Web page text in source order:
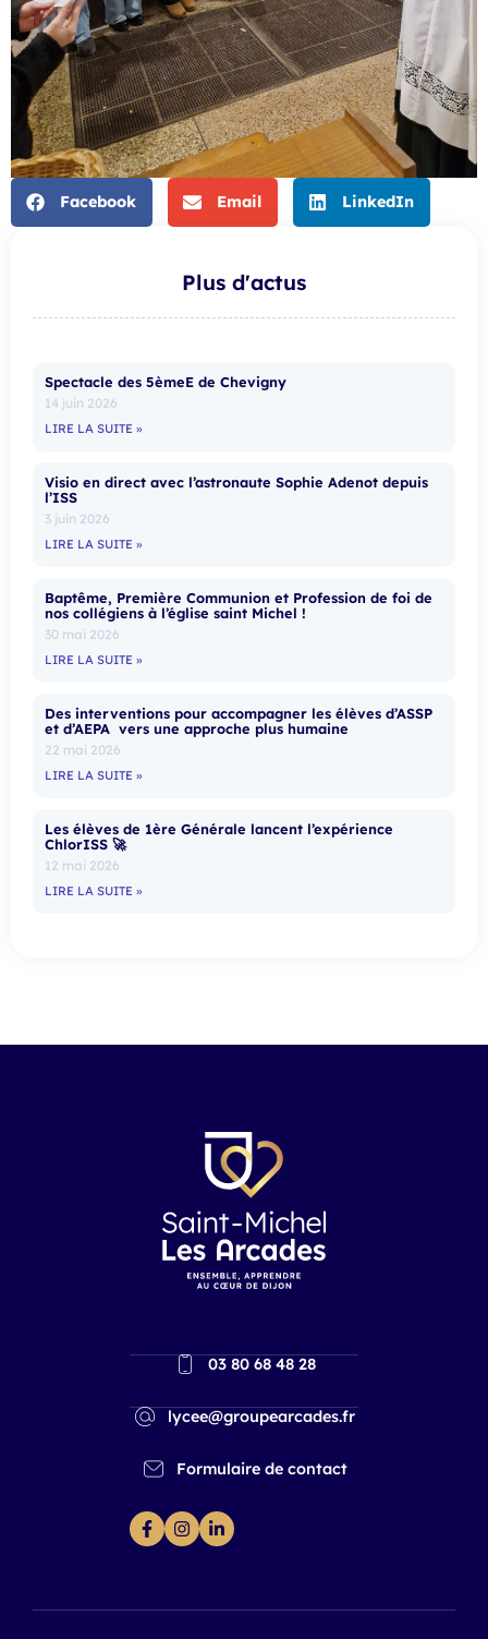
Facebook Email LinkedIn
Plus d'actus
Spectacle des 5èmeE de Chevigny
14 juin 2026
LIRE LA SUITE »
Visio en direct avec l’astronaute Sophie Adenot depuis
l’ISS
3 juin 2026
LIRE LA SUITE »
Baptême, Première Communion et Profession de foi de
nos collégiens à l’église saint Michel !
30 mai 2026
LIRE LA SUITE »
Des interventions pour accompagner les élèves d’ASSP
et d’AEPA vers une approche plus humaine
22 mai 2026
LIRE LA SUITE »
Les élèves de 1ère Générale lancent l’expérience
ChlorISS 🚀
12 mai 2026
LIRE LA SUITE »
03 80 68 48 28
lycee@groupearcades.fr
Formulaire de contact